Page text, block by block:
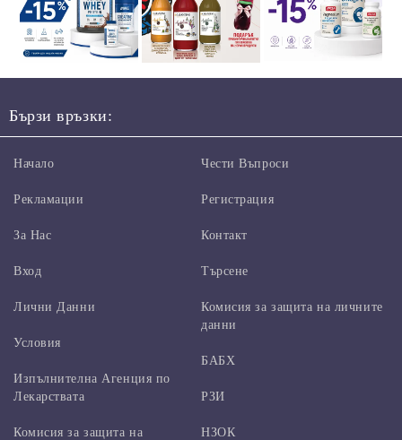
Бързи връзки:
Начало
Рекламации
За Нас
Вход
Чести Въпроси
Регистрация
Контакт
Търсене
Лични Данни
Условия
Изпълнителна Агенция по
Лекарствата
Комисия за защита на
Комисия за защита на личните
данни
БАБХ
РЗИ
НЗОК